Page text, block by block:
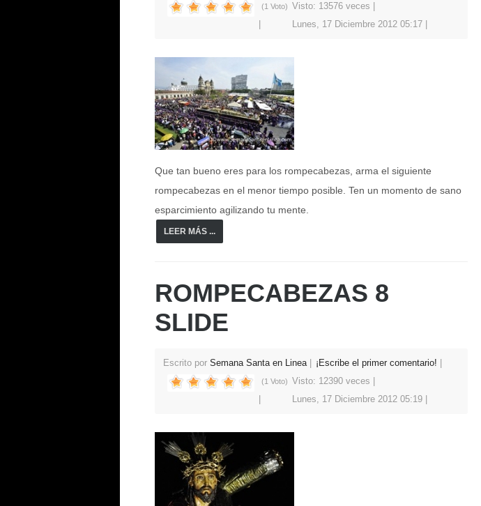
(1 Voto) Visto: 13576 veces
Lunes, 17 Diciembre 2012 05:17
Que tan bueno eres para los rompecabezas, arma el siguiente
rompecabezas en el menor tiempo posible. Ten un momento de sano
esparcimiento agilizando tu mente.
LEER MÁS ...
ROMPECABEZAS 8
SLIDE
Escrito por Semana Santa en Linea ¡Escribe el primer comentario!
(1 Voto) Visto: 12390 veces
Lunes, 17 Diciembre 2012 05:19